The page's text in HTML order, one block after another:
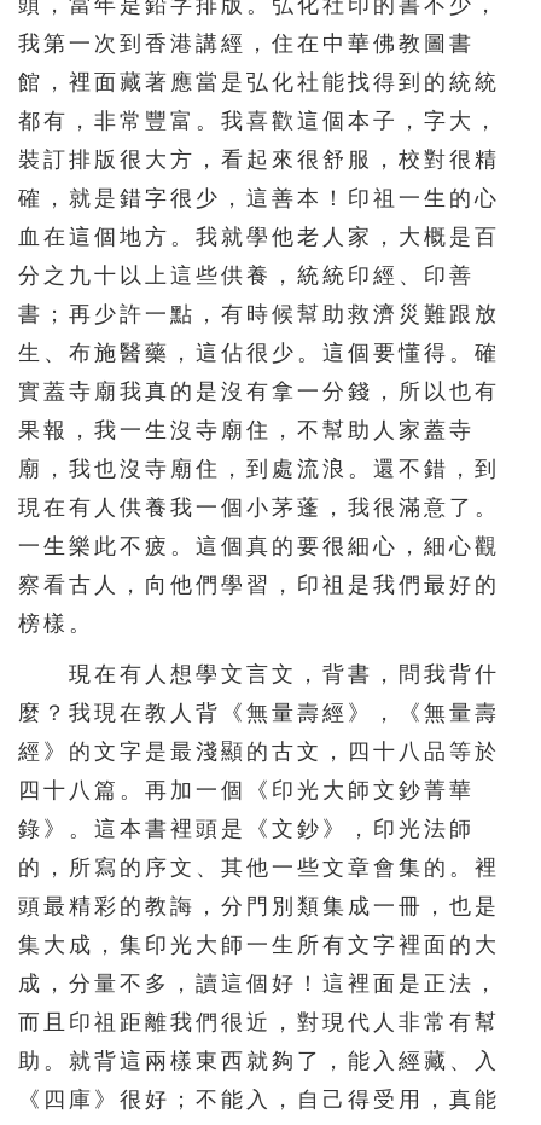
頭，當年是鉛字排版。弘化社印的書不少，
我第一次到香港講經，住在中華佛教圖書
館，裡面藏著應當是弘化社能找得到的統統
都有，非常豐富。我喜歡這個本子，字大，
裝訂排版很大方，看起來很舒服，校對很精
確，就是錯字很少，這善本！印祖一生的心
血在這個地方。我就學他老人家，大概是百
分之九十以上這些供養，統統印經、印善
書；再少許一點，有時候幫助救濟災難跟放
生、布施醫藥，這佔很少。這個要懂得。確
實蓋寺廟我真的是沒有拿一分錢，所以也有
果報，我一生沒寺廟住，不幫助人家蓋寺
廟，我也沒寺廟住，到處流浪。還不錯，到
現在有人供養我一個小茅蓬，我很滿意了。
一生樂此不疲。這個真的要很細心，細心觀
察看古人，向他們學習，印祖是我們最好的
榜樣。
現在有人想學文言文，背書，問我背什
麼？我現在教人背《無量壽經》，《無量壽
經》的文字是最淺顯的古文，四十八品等於
四十八篇。再加一個《印光大師文鈔菁華
錄》。這本書裡頭是《文鈔》，印光法師
的，所寫的序文、其他一些文章會集的。裡
頭最精彩的教誨，分門別類集成一冊，也是
集大成，集印光大師一生所有文字裡面的大
成，分量不多，讀這個好！這裡面是正法，
而且印祖距離我們很近，對現代人非常有幫
助。就背這兩樣東西就夠了，能入經藏、入
《四庫》很好；不能入，自己得受用，真能